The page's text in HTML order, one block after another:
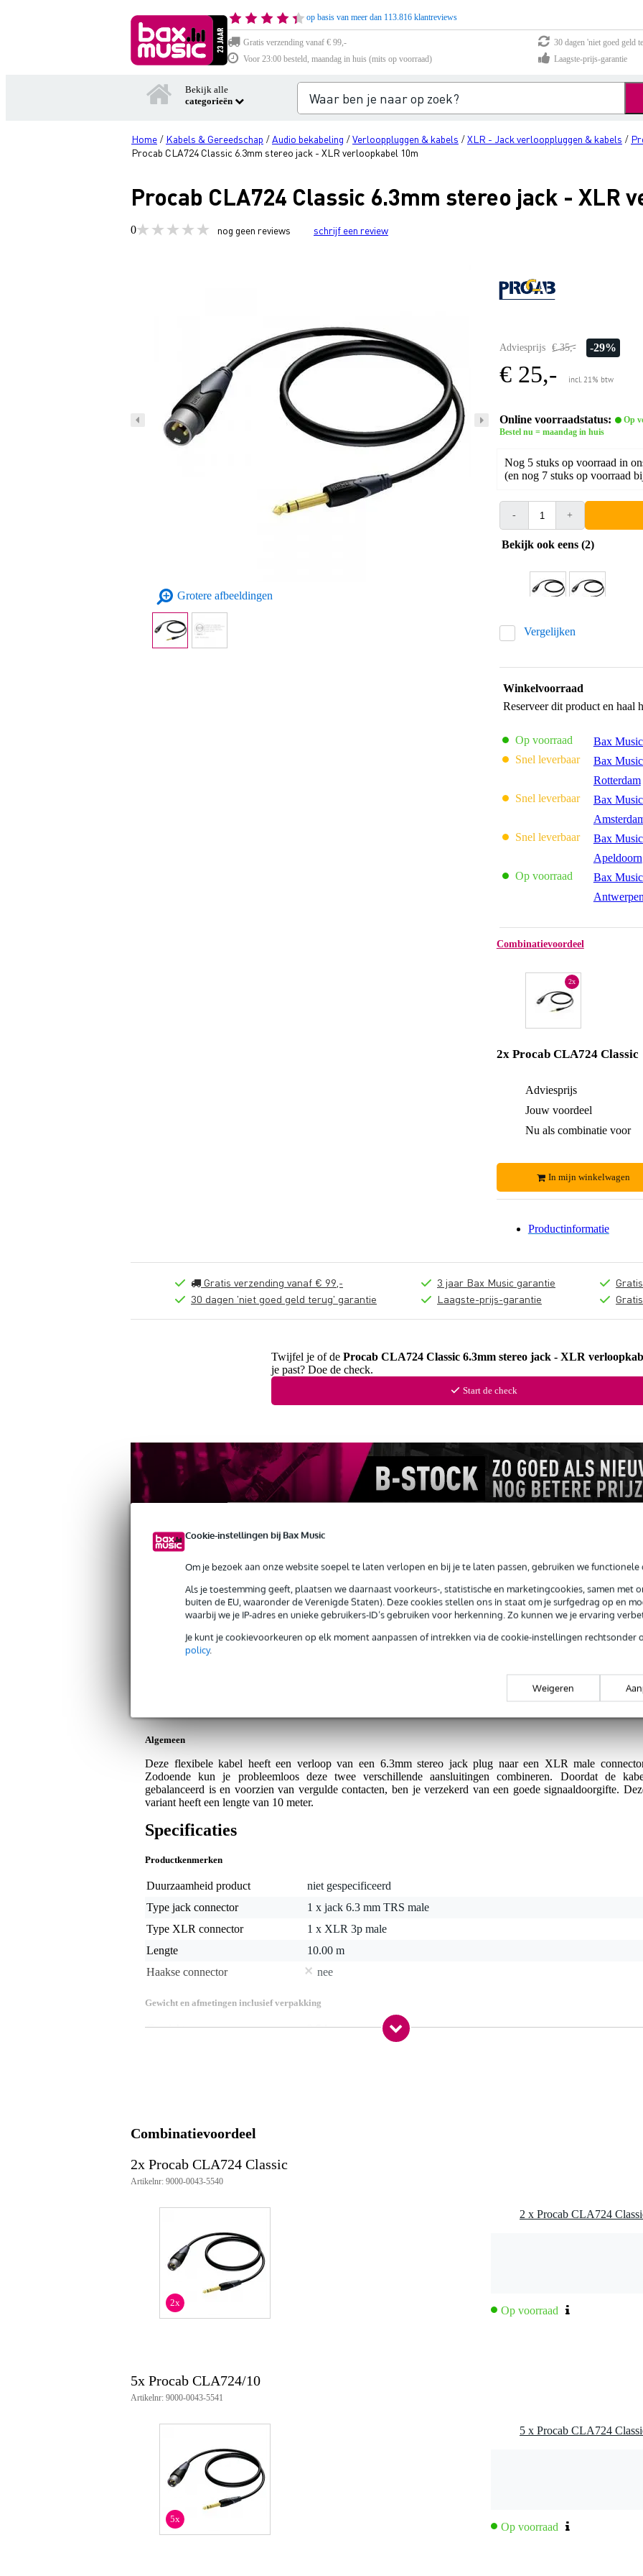
Cookie-instellingen bij Bax Music
Om je bezoek aan onze website soepel te laten verlopen en bij je te laten passen, gebruiken we functionele
Als je toestemming geeft, plaatsen we daarnaast voorkeurs-, statistische en marketingcookies, samen met
buiten de EU, waaronder de Verenigde Staten). Deze cookies stellen ons in staat om je surfgedrag op en
waarbij we je IP-adres en unieke gebruikers-ID’s gebruiken voor herkenning. Zo kunnen we je ervaring
Je kunt je cookievoorkeuren op elk moment aanpassen of intrekken via de cookie-instellingen rechtsonder
policy.
Weigeren
op basis van meer dan 113.816 klantreviews
Gratis verzending vanaf € 99,-
30 dagen 'niet goed geld
Voor 23:00 besteld, maandag in huis (mits op voorraad)
Laagste-prijs-garantie
Bekijk alle
categorieën
Home / Kabels & Gereedschap /Audio bekabeling /Verlooppluggen & kabels /XLR - Jack verlooppluggen & kabels /
Procab CLA724 Classic 6.3mm stereo jack - XLR verloopkabel 10m
Procab CLA724 Classic 6.3mm stereo jack - XLR
0 nog geen reviews schrijf een review
Grotere afbeeldingen
Adviesprijs € 35,- -29%
€ 25,- incl. 21% btw
Online voorraadstatus:
Op
Bestel nu = maandag in huis
Nog 5 stuks op voorraad in
(en nog 7 stuks op voorraad
- +
Bekijk ook eens (2)
Vergelijken
Winkelvoorraad
Reserveer dit product en haal
Op voorraad Bax
Snel leverbaar
Bax
Rotterdam
Snel leverbaar
Bax
Snel leverbaar
Bax
Apeldoorn
Op voorraad
Bax
Antwerpen
Combinatievoordeel
2x
2x Procab CLA724 Classic
Adviesprijs
Jouw voordeel
Nu als combinatie voor
In mijn winkelwagen
Productinformatie
Gratis verzending vanaf € 99,-
30 dagen 'niet goed geld terug' garantie
3 jaar Bax Music garantie
Laagste-prijs-garantie
Twijfel je of de Procab CLA724 Classic 6.3mm stereo jack - XLR
je past? Doe de check.
Start de check
Productinformatie Reviews(0)
Procab CLA724 Classic 6.3mm stereo jack - XLR verloopkabel 10m
9000-0004-5610
Servicebelofte
Algemeen
Deze flexibele kabel heeft een verloop van een 6.3mm stereo jack plug naar een XLR male
Zodoende kun je probleemloos deze twee verschillende aansluitingen combineren. Doordat de
gebalanceerd is en voorzien van vergulde contacten, ben je verzekerd van een goede signaaldoorgifte.
variant heeft een lengte van 10 meter.
Specificaties
Productkenmerken
Duurzaamheid product
niet gespecificeerd
Type jack connector
1 x jack 6.3 mm TRS male
Type XLR connector
1 x XLR 3p male
Lengte
10.00 m
Haakse connector
nee
Gewicht en afmetingen inclusief verpakking
Gewicht(incl. verpakking)
2,5 kg
gebalanceerd aangesloten
100% afscherming voor brom, ruis of elektromagnetische velden van externe bronnen
mantel gemaakt van flexibel PVC
geschikt voor podiumgebruik en vaste installatie
Combinatievoordeel
2x Procab CLA724 Classic
Artikelnr: 9000-0043-5540
2x
Op voorraad
5x Procab CLA724/10
Artikelnr: 9000-0043-5541
5x
Op voorraad